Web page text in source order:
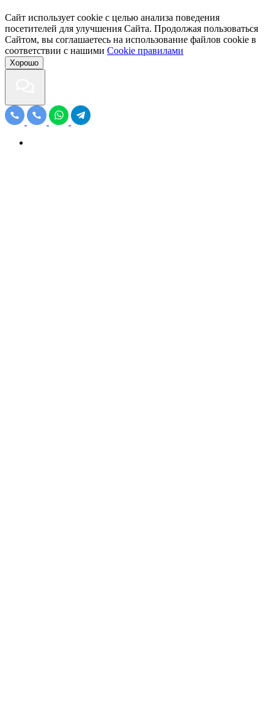
Сайт использует cookie с целью анализа поведения
посетителей для улучшения Сайта. Продолжая пользоваться
Сайтом, вы соглашаетесь на использование файлов cookie в
соответствии с нашими Cookiе правилами
Хорошо